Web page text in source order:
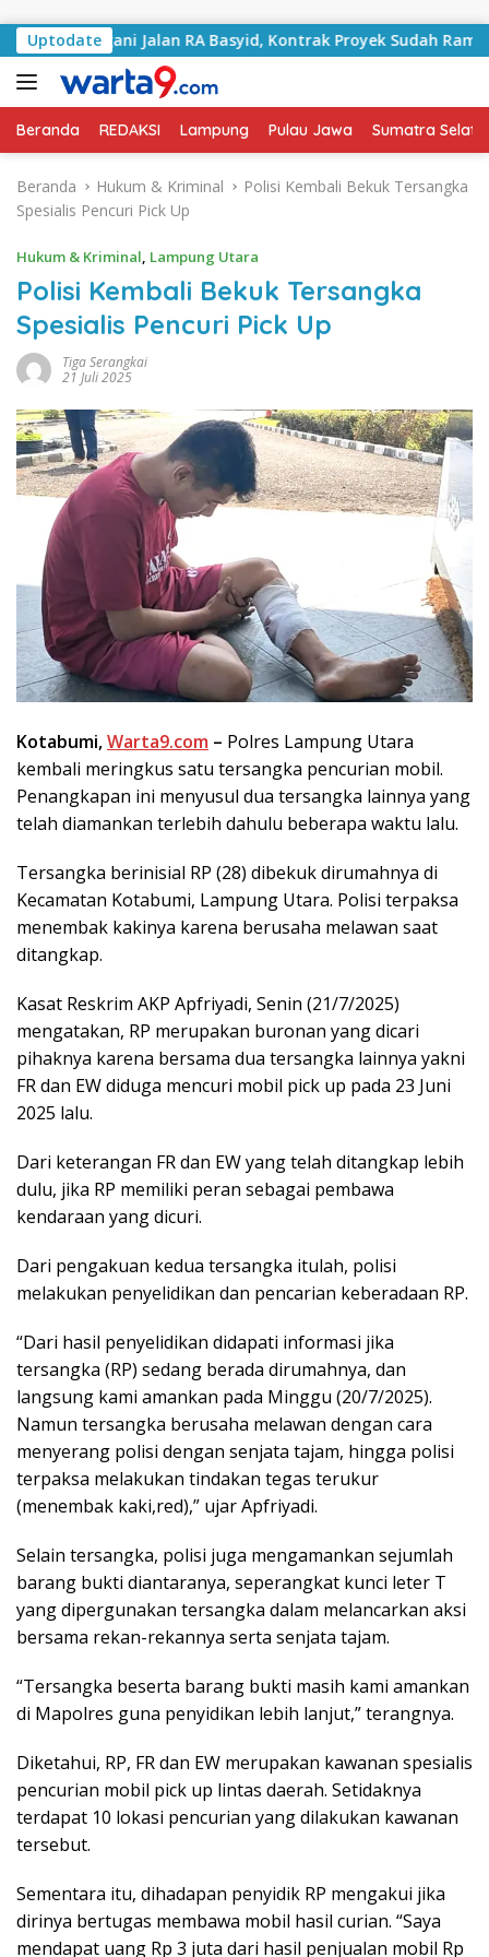
Uptodate
Tangani Jalan RA Basyid, Kontrak Proyek Sudah Rampung
Beranda REDAKSI Lampung Pulau Jawa Sumatra
Beranda Hukum & Kriminal
Polisi Kembali Bekuk Tersangka
Spesialis Pencuri Pick Up
Hukum & Kriminal, Lampung Utara
Polisi Kembali Bekuk Tersangka
Spesialis Pencuri Pick Up
Tiga Serangkai
21 Juli 2025
Kotabumi,Warta9.com – Polres Lampung Utara
kembali meringkus satu tersangka pencurian mobil.
Penangkapan ini menyusul dua tersangka lainnya yang
telah diamankan terlebih dahulu beberapa waktu lalu.
Tersangka berinisial RP (28) dibekuk dirumahnya di
Kecamatan Kotabumi, Lampung Utara. Polisi terpaksa
menembak kakinya karena berusaha melawan saat
ditangkap.
Kasat Reskrim AKP Apfriyadi, Senin (21/7/2025)
mengatakan, RP merupakan buronan yang dicari
pihaknya karena bersama dua tersangka lainnya yakni
FR dan EW diduga mencuri mobil pick up pada 23 Juni
2025 lalu.
Dari keterangan FR dan EW yang telah ditangkap lebih
dulu, jika RP memiliki peran sebagai pembawa
kendaraan yang dicuri.
Dari pengakuan kedua tersangka itulah, polisi
melakukan penyelidikan dan pencarian keberadaan RP.
“Dari hasil penyelidikan didapati informasi jika
tersangka (RP) sedang berada dirumahnya, dan
langsung kami amankan pada Minggu (20/7/2025).
Namun tersangka berusaha melawan dengan cara
menyerang polisi dengan senjata tajam, hingga polisi
terpaksa melakukan tindakan tegas terukur
(menembak kaki,red),” ujar Apfriyadi.
Selain tersangka, polisi juga mengamankan sejumlah
barang bukti diantaranya, seperangkat kunci leter T
yang dipergunakan tersangka dalam melancarkan aksi
bersama rekan-rekannya serta senjata tajam.
“Tersangka beserta barang bukti masih kami amankan
di Mapolres guna penyidikan lebih lanjut,” terangnya.
Diketahui, RP, FR dan EW merupakan kawanan spesialis
pencurian mobil pick up lintas daerah. Setidaknya
terdapat 10 lokasi pencurian yang dilakukan kawanan
tersebut.
Sementara itu, dihadapan penyidik RP mengakui jika
dirinya bertugas membawa mobil hasil curian. “Saya
mendapat uang Rp 3 juta dari hasil penjualan mobil Rp